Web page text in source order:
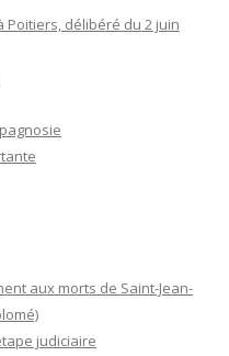
Poitiers, délibéré du 2 juin
aux morts de Saint-Jean-
judiciaire